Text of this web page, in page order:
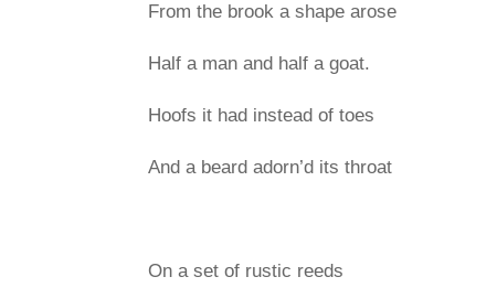
From the brook a shape arose
Half a man and half a goat.
Hoofs it had instead of toes
And a beard adorn’d its throat
On a set of rustic reeds